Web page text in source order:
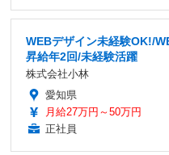
WEBデザイン未経験OK!/
昇給年2回/未経験活躍
株式会社小林
愛知県
月給27万円～50万円
正社員